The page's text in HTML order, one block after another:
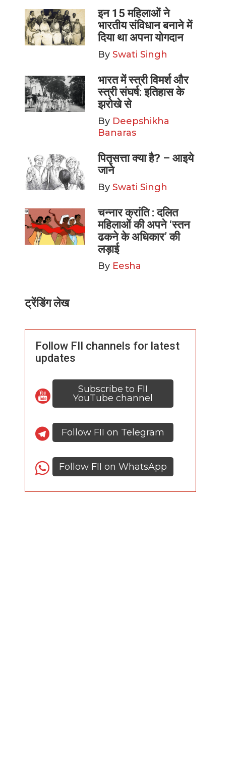
इन 15 महिलाओं ने
भारतीय संविधान बनाने में
दिया था अपना योगदान
By Swati Singh
भारत में स्त्री विमर्श और
स्त्री संघर्ष: इतिहास के
झरोखे से
By Deepshikha
Banaras
पितृसत्ता क्या है? – आइये
जाने
By Swati Singh
चन्नार क्रांति : दलित
महिलाओं की अपने ‘स्तन
ढकने के अधिकार’ की
लड़ाई
By Eesha
ट्रेंडिंग लेख
Follow FII channels for latest
updates
Subscribe to FII
YouTube channel
Follow FII on Telegram
Follow FII on WhatsApp